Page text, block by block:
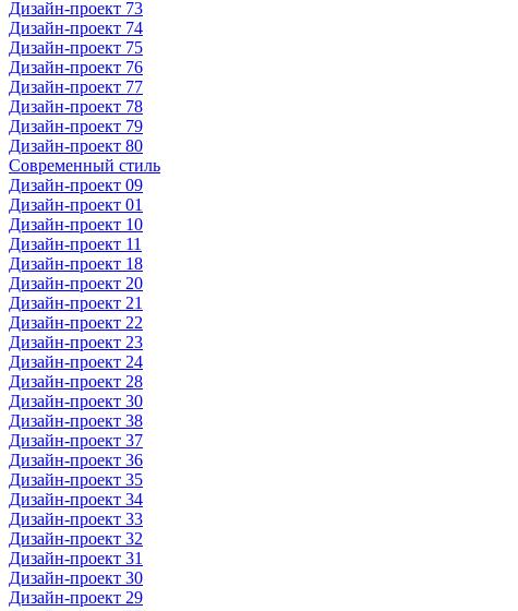
Дизайн-проект 73
Дизайн-проект 74
Дизайн-проект 75
Дизайн-проект 76
Дизайн-проект 77
Дизайн-проект 78
Дизайн-проект 79
Дизайн-проект 80
Современный стиль
Дизайн-проект 09
Дизайн-проект 01
Дизайн-проект 10
Дизайн-проект 11
Дизайн-проект 18
Дизайн-проект 20
Дизайн-проект 21
Дизайн-проект 22
Дизайн-проект 23
Дизайн-проект 24
Дизайн-проект 28
Дизайн-проект 30
Дизайн-проект 38
Дизайн-проект 37
Дизайн-проект 36
Дизайн-проект 35
Дизайн-проект 34
Дизайн-проект 33
Дизайн-проект 32
Дизайн-проект 31
Дизайн-проект 30
Дизайн-проект 29